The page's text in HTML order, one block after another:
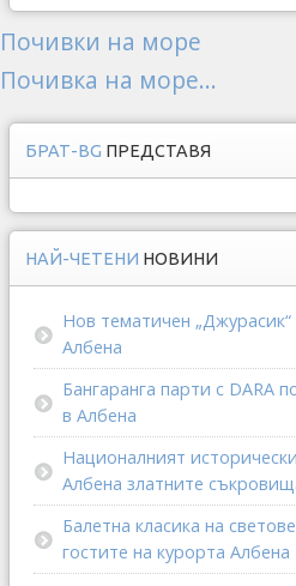
Почивки на море
Почивка на море...
БРАТ-BG ПРЕДСТАВЯ
НАЙ-ЧЕТЕНИ НОВИНИ
Нов тематичен
Албена
Бангаранга парти с DARA
в Албена
Националният
Албена златните
Балетна класика на
гостите на курорта Албена